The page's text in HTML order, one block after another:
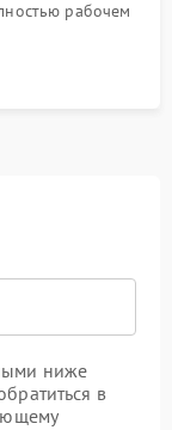
рабочем
ниже
в